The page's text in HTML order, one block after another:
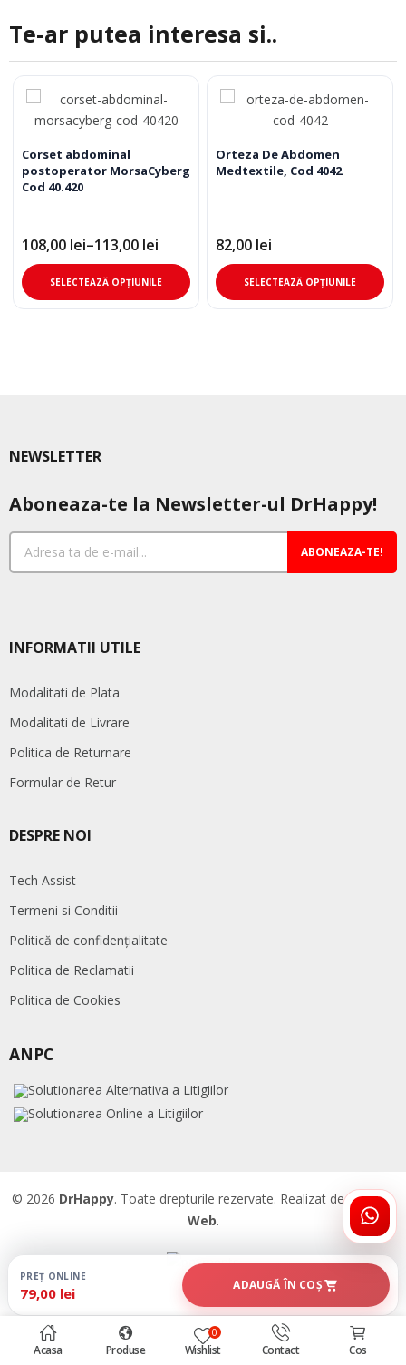
Acasa Produse
0
Wishlist Contact Cos
Te-ar putea interesa si..
Corset abdominal
postoperator MorsaCyberg
Cod 40.420
108,00 lei–113,00 lei
Interval
de
prețuri:
108,00 lei
până
SELECTEAZĂ OPȚIUNILE
Acest
produs
pagina
Orteza De Abdomen
Medtextile, Cod 4042
82,00 lei
SELECTEAZĂ OPȚIUNILE
NEWSLETTER
Aboneaza-te la Newsletter-ul DrHappy!
ABONEAZA-TE!
INFORMATII UTILE
Modalitati de Plata
Modalitati de Livrare
Politica de Returnare
Formular de Retur
DESPRE NOI
Tech Assist
Termeni si Conditii
Politică de confidențialitate
Politica de Reclamatii
Politica de Cookies
ANPC
© 2026 DrHappy. Toate drepturile rezervate. Realizat deAccent
Web.
PREȚ ONLINE
79,00 lei ADAUGĂ ÎN COȘ